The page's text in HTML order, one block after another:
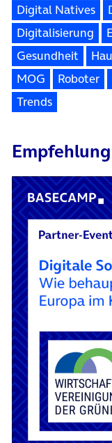
Digital Natives
Digitalisierung
Gesundheit
MOG
Roboter
Trends